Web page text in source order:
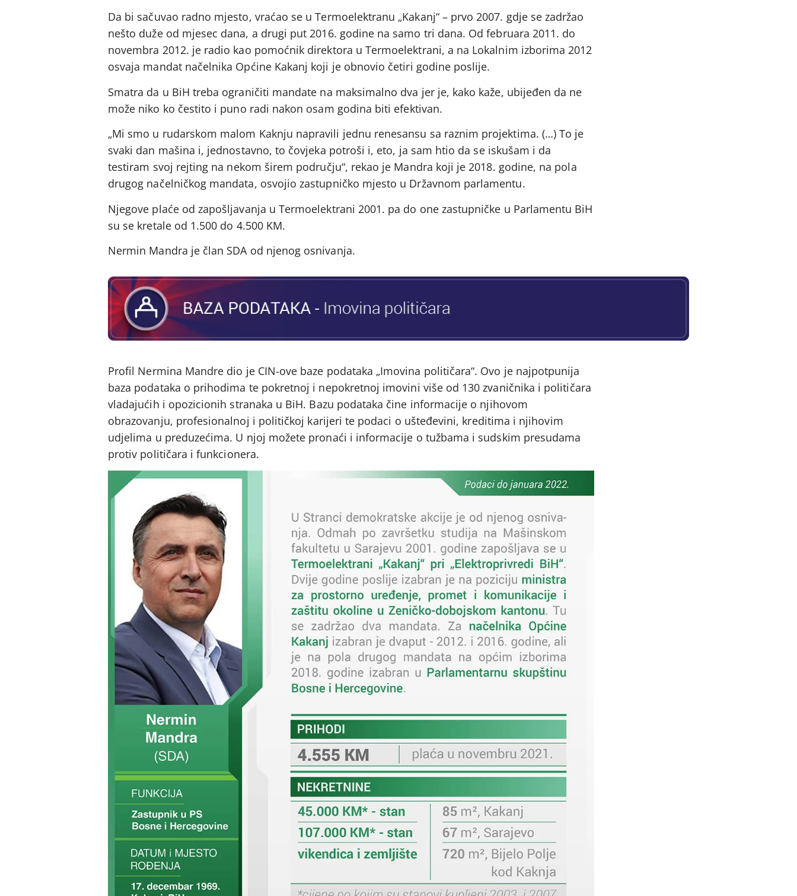
Da bi sačuvao radno mjesto, vraćao se u Termoelektranu „Kakanj“ – prvo 2007. gdje se zadržao
nešto duže od mjesec dana, a drugi put 2016. godine na samo tri dana. Od februara 2011. do
novembra 2012. je radio kao pomoćnik direktora u Termoelektrani, a na Lokalnim izborima 2012
osvaja mandat načelnika Općine Kakanj koji je obnovio četiri godine poslije.
Smatra da u BiH treba ograničiti mandate na maksimalno dva jer je, kako kaže, ubijeđen da ne
može niko ko čestito i puno radi nakon osam godina biti efektivan.
„Mi smo u rudarskom malom Kaknju napravili jednu renesansu sa raznim projektima. (…) To je
svaki dan mašina i, jednostavno, to čovjeka potroši i, eto, ja sam htio da se iskušam i da
testiram svoj rejting na nekom širem području“, rekao je Mandra koji je 2018. godine, na pola
drugog načelničkog mandata, osvojio zastupničko mjesto u Državnom parlamentu.
Njegove plaće od zapošljavanja u Termoelektrani 2001. pa do one zastupničke u Parlamentu BiH
su se kretale od 1.500 do 4.500 KM.
Nermin Mandra je član SDA od njenog osnivanja.
Profil Nermina Mandre dio je CIN-ove baze podataka „Imovina političara“. Ovo je najpotpunija
baza podataka o prihodima te pokretnoj i nepokretnoj imovini više od 130 zvaničnika i političara
vladajućih i opozicionih stranaka u BiH. Bazu podataka čine informacije o njihovom
obrazovanju, profesionalnoj i političkoj karijeri te podaci o ušteđevini, kreditima i njihovim
udjelima u preduzećima. U njoj možete pronaći i informacije o tužbama i sudskim presudama
protiv političara i funkcionera.